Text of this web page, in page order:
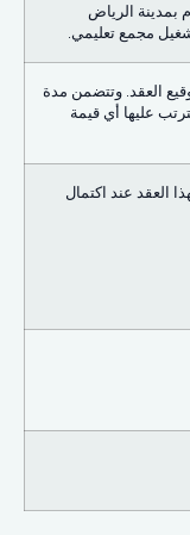
الرياض
العقد. وتتضمن مدة
عليها أي قيمة
العقد عند اكتمال